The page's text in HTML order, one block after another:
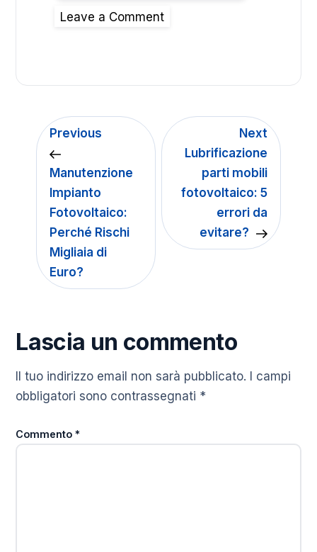
Leave a Comment
Previous
Manutenzione
Impianto
Fotovoltaico:
Perché Rischi
Migliaia di
Euro?
Next
Lubrificazione
parti mobili
fotovoltaico: 5
errori da
evitare?
Lascia un commento
Il tuo indirizzo email non sarà pubblicato. I campi
obbligatori sono contrassegnati *
Commento*